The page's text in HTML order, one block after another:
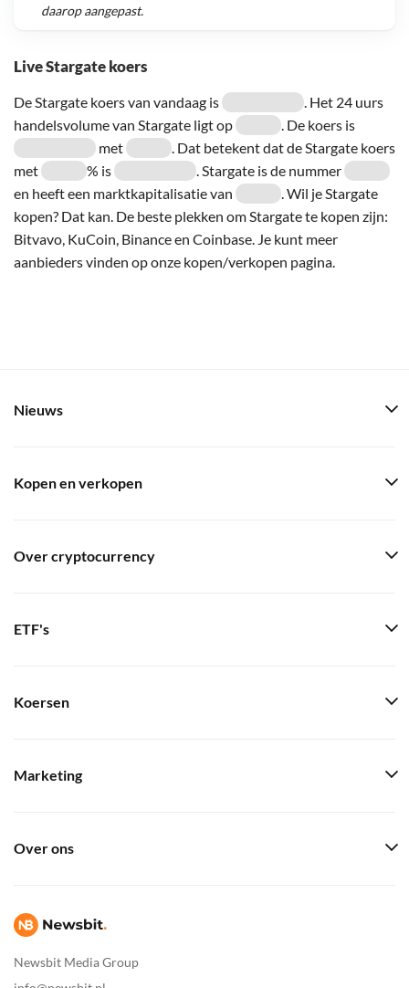
Live Stargate koers
De Stargate koers van vandaag is
. Het 24 uurs
handelsvolume van Stargate ligt op
. De koers is
met
. Dat betekent dat de Stargate koers
met
% is
. Stargate is de nummer
en heeft een marktkapitalisatie van
. Wil je Stargate
kopen? Dat kan. De beste plekken om Stargate te kopen zijn:
Bitvavo, KuCoin, Binance en Coinbase. Je kunt meer
aanbieders vinden op onze kopen/verkopen pagina.
daarop aangepast.
Newsbit Media Group
Nieuws
Kopen en verkopen
Over cryptocurrency
ETF's
Koersen
Marketing
Over ons